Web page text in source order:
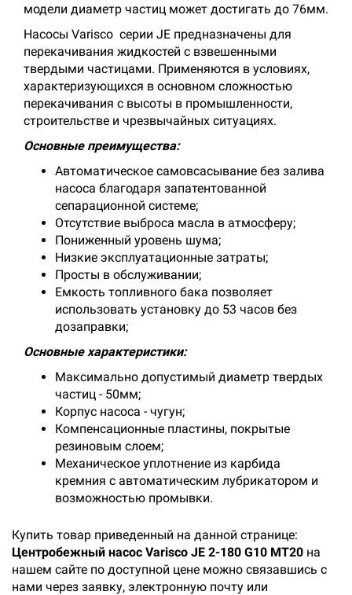
модели диаметр частиц может достигать до 76мм.
Насосы Varisco серии JE предназначены для
перекачивания жидкостей с взвешенными
твердыми частицами. Применяются в условиях,
характеризующихся в основном сложностью
перекачивания с высоты в промышленности,
строительстве и чрезвычайных ситуациях.
Основные преимущества:
Автоматическое самовсасывание без залива
насоса благодаря запатентованной
сепарационной системе;
Отсутствие выброса масла в атмосферу;
Пониженный уровень шума;
Низкие эксплуатационные затраты;
Просты в обслуживании;
Емкость топливного бака позволяет
использовать установку до 53 часов без
дозаправки;
Основные характеристики:
Максимально допустимый диаметр твердых
частиц - 50мм;
Корпус насоса - чугун;
Компенсационные пластины, покрытые
резиновым слоем;
Механическое уплотнение из карбида
кремния с автоматическим лубрикатором и
возможностью промывки.
Купить товар приведенный на данной странице:
Центробежный насос Varisco JE 2-180 G10 MT20 на
нашем сайте по доступной цене можно связавшись с
нами через заявку, электронную почту или